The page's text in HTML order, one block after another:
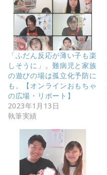
「ふだん反応が薄い子も楽
しそうに」。難病児と家族
の遊びの場は孤立化予防に
も。【オンラインおもちゃ
の広場・リポート】
2023年1月13日
執筆実績